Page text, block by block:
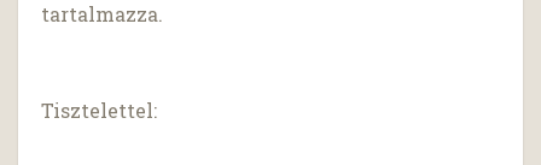
tartalmazza.
Tisztelettel: